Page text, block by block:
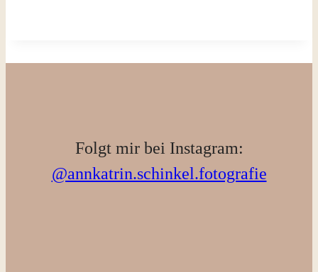
Folgt mir bei Instagram:
@annkatrin.schinkel.fotografie